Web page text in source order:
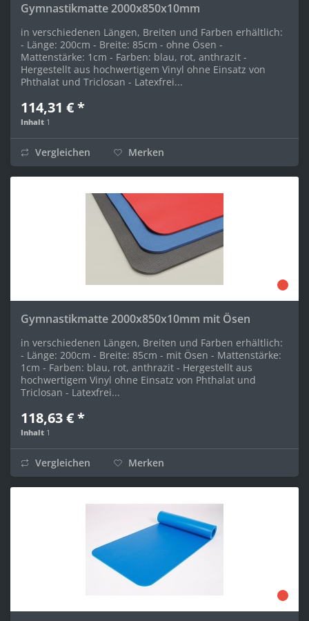
Gymnastikmatte 2000x850x10mm
in verschiedenen Längen, Breiten und Farben erhältlich:
- Länge: 200cm - Breite: 85cm - ohne Ösen -
Mattenstärke: 1cm - Farben: blau, rot, anthrazit -
Hergestellt aus hochwertigem Vinyl ohne Einsatz von
Phthalat und Triclosan - Latexfrei...
114,31 € *
Inhalt 1
Vergleichen Merken
Gymnastikmatte 2000x850x10mm mit Ösen
in verschiedenen Längen, Breiten und Farben erhältlich:
- Länge: 200cm - Breite: 85cm - mit Ösen - Mattenstärke:
1cm - Farben: blau, rot, anthrazit - Hergestellt aus
hochwertigem Vinyl ohne Einsatz von Phthalat und
Triclosan - Latexfrei...
118,63 € *
Inhalt 1
Vergleichen Merken